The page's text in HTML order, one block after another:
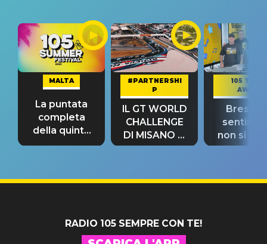
MALTA
La puntata
completa
della quinta
tappa
#PARTNERSHI
P
IL GT WORLD
CHALLENGE
DI MISANO si
riconferma
105 TAKE
AWAY
Bresh:
non si
fino alla
RADIO 105 SEMPRE CON TE!